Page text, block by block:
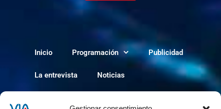
Inicio Programación Publicidad
La entrevista Noticias